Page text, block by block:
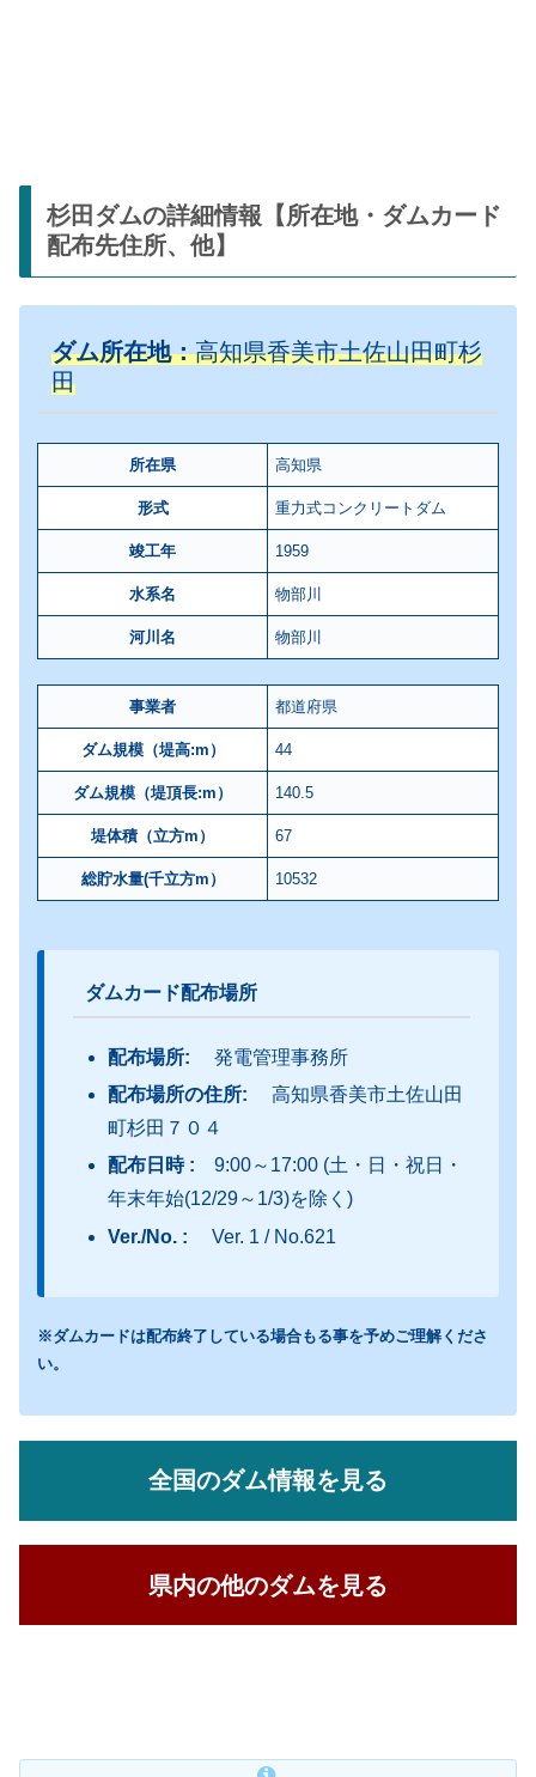
杉田ダムの詳細情報【所在地・ダムカード
配布先住所、他】
ダム所在地：高知県香美市土佐山田町杉
田
所在県 高知県
形式 重力式コンクリートダム
竣工年 1959
水系名 物部川
河川名 物部川
事業者 都道府県
ダム規模（堤高:m） 44
ダム規模（堤頂長:m） 140.5
堤体積（立方m） 67
総貯水量(千立方m） 10532
ダムカード配布場所
配布場所:発電管理事務所
配布場所の住所:高知県香美市土佐山田
町杉田７０４
配布日時 :9:00～17:00 (土・日・祝日・
年末年始(12/29～1/3)を除く)
Ver./No. :
Ver. 1 / No.621
※ダムカードは配布終了している場合もる事を予めご理解くださ
い。
全国のダム情報を見る
県内の他のダムを見る